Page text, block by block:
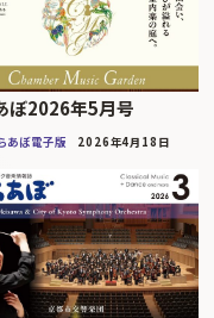
ぼ2026年5月号
あぼ電子版 2026年4月18日